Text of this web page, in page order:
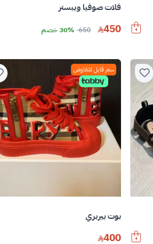
فلات صوفيا ويبستر
450
650 30% خصم
سعر قابل للتفاوض
بوت بيربري
400